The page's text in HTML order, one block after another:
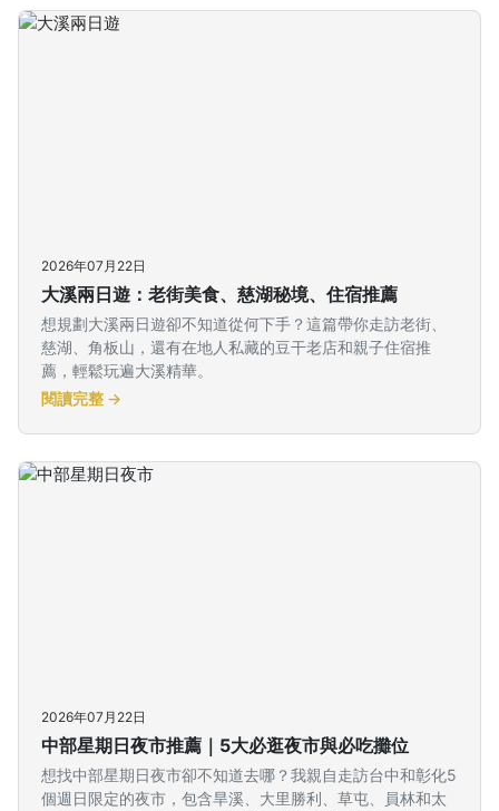
2026年07月22日
大溪兩日遊：老街美食、慈湖秘境、住宿推薦
想規劃大溪兩日遊卻不知道從何下手？這篇帶你走訪老街、
慈湖、角板山，還有在地人私藏的豆干老店和親子住宿推
薦，輕鬆玩遍大溪精華。
閱讀完整 →
2026年07月22日
中部星期日夜市推薦｜5大必逛夜市與必吃攤位
想找中部星期日夜市卻不知道去哪？我親自走訪台中和彰化5
個週日限定的夜市，包含旱溪、大里勝利、草屯、員林和太